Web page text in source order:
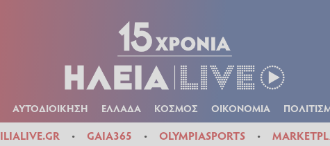
ΑΥΤΟΔΙΟΙΚΗΣΗ ΕΛΛΑΔΑ ΚΟΣΜΟΣ ΟΙΚΟΝΟΜΙΑ
ILIALIVE.GR GAIA365 OLYMPIASPORTS